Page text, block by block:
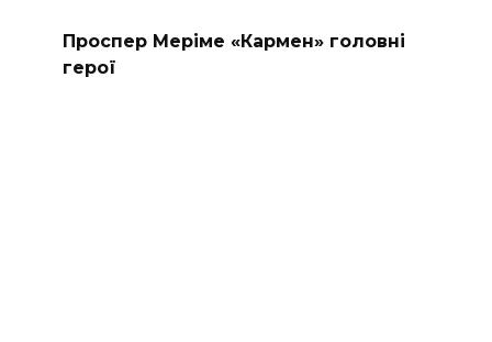
Проспер Меріме «Кармен» головні
герої